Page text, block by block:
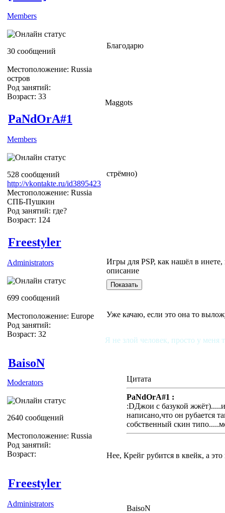
Members
30 сообщений
Местоположение: Russia
остров
Род занятий:
Возраст: 33
Благодарю
Maggots
PaNdOrA#1
Members
528 сообщений
http://vkontakte.ru/id3895423
Местоположение: Russia
СПБ-Пушкин
Род занятий: где?
Возраст: 124
стрёмно)
Freestyler
Administrators
699 сообщений
Местоположение: Europe
Род занятий:
Возраст: 32
Игры для PSP, как нашёл в
описание
Уже качаю, если это она то
Я не злой человек, просто у меня
BaisoN
Moderators
2640 сообщений
Местоположение: Russia
Род занятий:
Возраст:
Цитата
PaNdOrA#1 :
:DДжои с базукой
написано,что он рубается
собственный скин
Нее, Крейг рубится в квейк, а
Freestyler
Administrators
BaisoN